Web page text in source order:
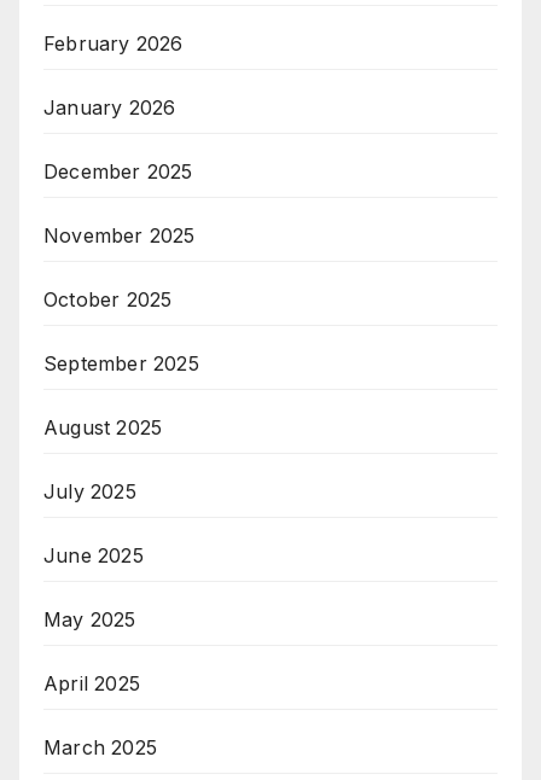
February 2026
January 2026
December 2025
November 2025
October 2025
September 2025
August 2025
July 2025
June 2025
May 2025
April 2025
March 2025